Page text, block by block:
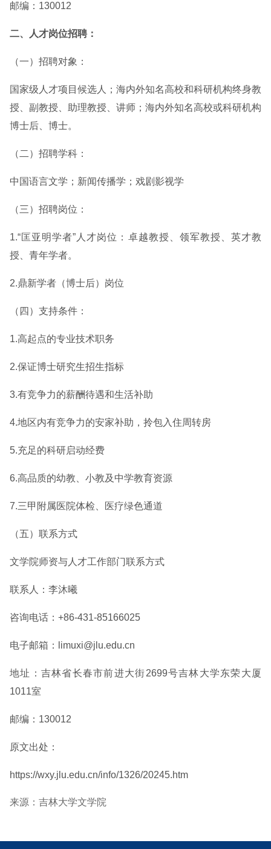
邮编：130012
二、人才岗位招聘：
（一）招聘对象：
国家级人才项目候选人；海内外知名高校和科研机构终身教
授、副教授、助理教授、讲师；海内外知名高校或科研机构
博士后、博士。
（二）招聘学科：
中国语言文学；新闻传播学；戏剧影视学
（三）招聘岗位：
1.“匡亚明学者”人才岗位：卓越教授、领军教授、英才教
授、青年学者。
2.鼎新学者（博士后）岗位
（四）支持条件：
1.高起点的专业技术职务
2.保证博士研究生招生指标
3.有竞争力的薪酬待遇和生活补助
4.地区内有竞争力的安家补助，拎包入住周转房
5.充足的科研启动经费
6.高品质的幼教、小教及中学教育资源
7.三甲附属医院体检、医疗绿色通道
（五）联系方式
文学院师资与人才工作部门联系方式
联系人：李沐曦
咨询电话：+86-431-85166025
电子邮箱：limuxi@jlu.edu.cn
地址：吉林省长春市前进大街2699号吉林大学东荣大厦
1011室
邮编：130012
原文出处：
https://wxy.jlu.edu.cn/info/1326/20245.htm
来源：吉林大学文学院